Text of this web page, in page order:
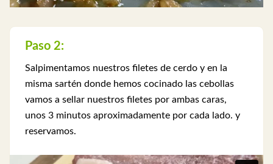
Paso 2:
Salpimentamos nuestros filetes de cerdo y en la
misma sartén donde hemos cocinado las cebollas
vamos a sellar nuestros filetes por ambas caras,
unos 3 minutos aproximadamente por cada lado. y
reservamos.